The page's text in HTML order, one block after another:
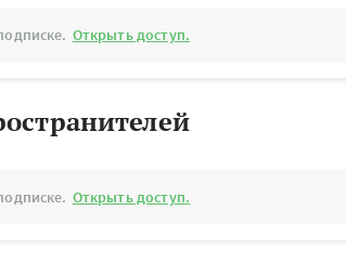
Открыть доступ.
Открыть доступ.